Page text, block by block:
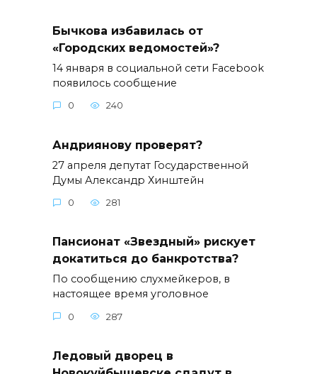
Бычкова избавилась от
«Городских ведомостей»?
14 января в социальной сети Facebook
появилось сообщение
0 240
Андриянову проверят?
27 апреля депутат Государственной
Думы Александр Хинштейн
0 281
Пансионат «Звездный» рискует
докатиться до банкротства?
По сообщению слухмейкеров, в
настоящее время уголовное
0 287
Ледовый дворец в